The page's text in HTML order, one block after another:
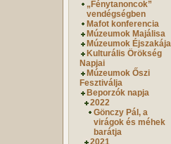
„Fénytanoncok”
vendégségben
Mafot konferencia
Múzeumok Majálisa
Múzeumok Éjszakája
Kulturális Örökség
Napjai
Múzeumok Őszi
Fesztiválja
Beporzók napja
2022
Gönczy Pál, a
virágok és méhek
barátja
2021